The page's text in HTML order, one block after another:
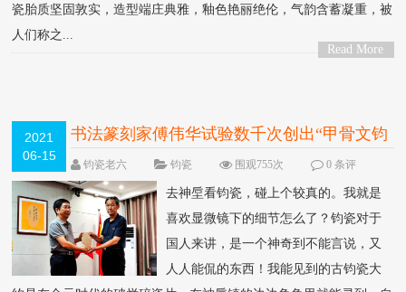
瓷胎质坚固敦实，造型端庄典雅，釉色艳丽绝伦，气韵含蓄凝重，被
人们称之...
Read More
2021
06-15
书法篆刻家傅伟华试验数千次创出“甲骨文钧
瓷龟甲片”被河南省档案馆永久收藏
钧瓷老六 钧瓷 围观755次
0 条评
论
去神垕看钧瓷，碰上个较真的。我就是
喜欢显微镜下的细节怎么了？钧瓷对于
国人来讲，是一个神奇到不能言说，又
人人能侃的东西！我能见到的古钧瓷大